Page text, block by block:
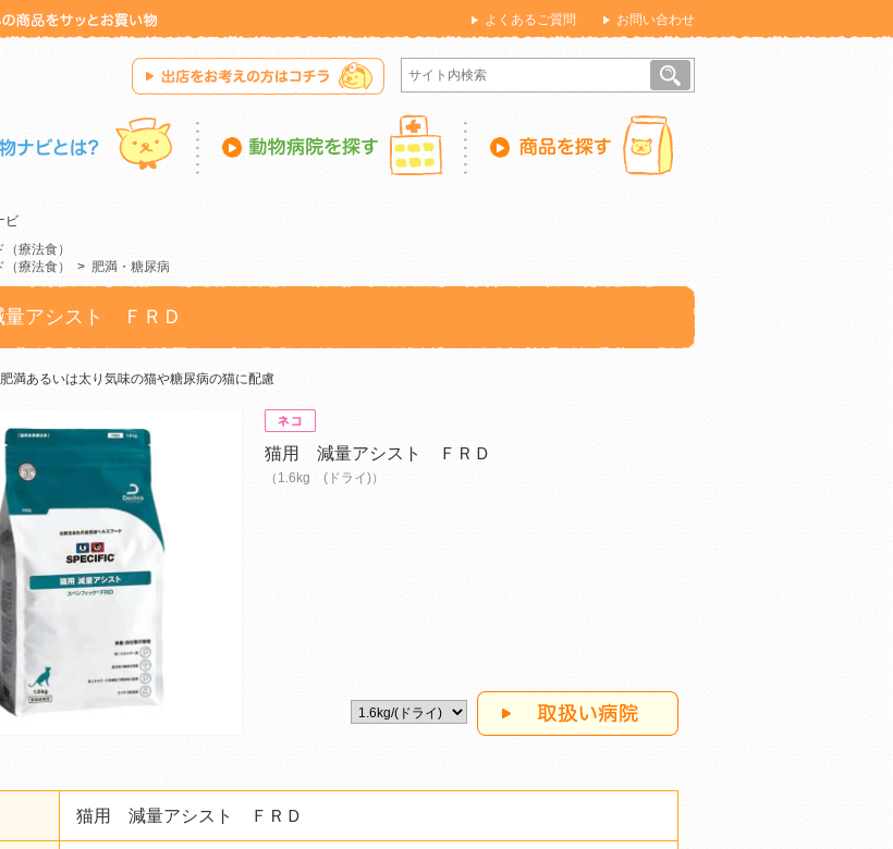
よくあるご質問 お問い合わせ
ビ
（療法食）
（療法食） > 肥満・糖尿病
アシスト ＦＲＤ
満あるいは太り気味の猫や糖尿病の猫に配慮
猫用 減量アシスト ＦＲＤ
（1.6kg (ドライ)）
猫用 減量アシスト ＦＲＤ